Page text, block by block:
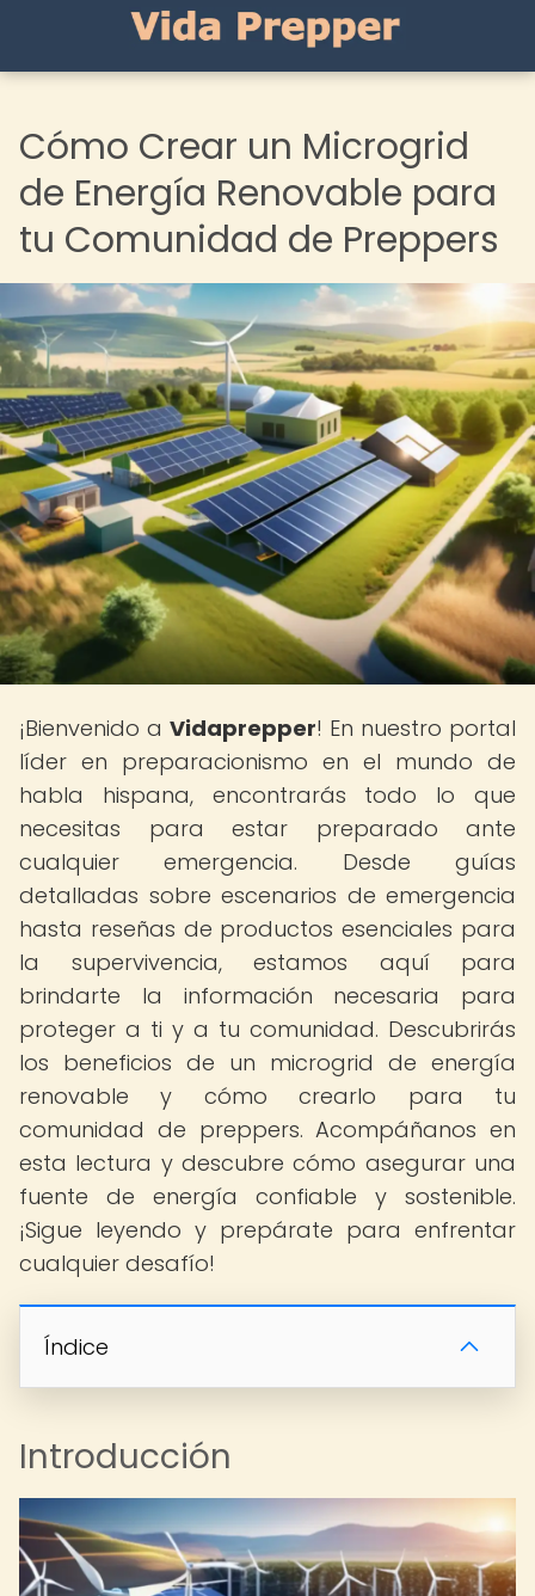
Cómo Crear un Microgrid
de Energía Renovable para
tu Comunidad de Preppers
¡Bienvenido a Vidaprepper! En nuestro portal
líder en preparacionismo en el mundo de
habla hispana, encontrarás todo lo que
necesitas para estar preparado ante
cualquier emergencia. Desde guías
detalladas sobre escenarios de emergencia
hasta reseñas de productos esenciales para
la supervivencia, estamos aquí para
brindarte la información necesaria para
proteger a ti y a tu comunidad. Descubrirás
los beneficios de un microgrid de energía
renovable y cómo crearlo para tu
comunidad de preppers. Acompáñanos en
esta lectura y descubre cómo asegurar una
fuente de energía confiable y sostenible.
¡Sigue leyendo y prepárate para enfrentar
cualquier desafío!
Índice
Introducción